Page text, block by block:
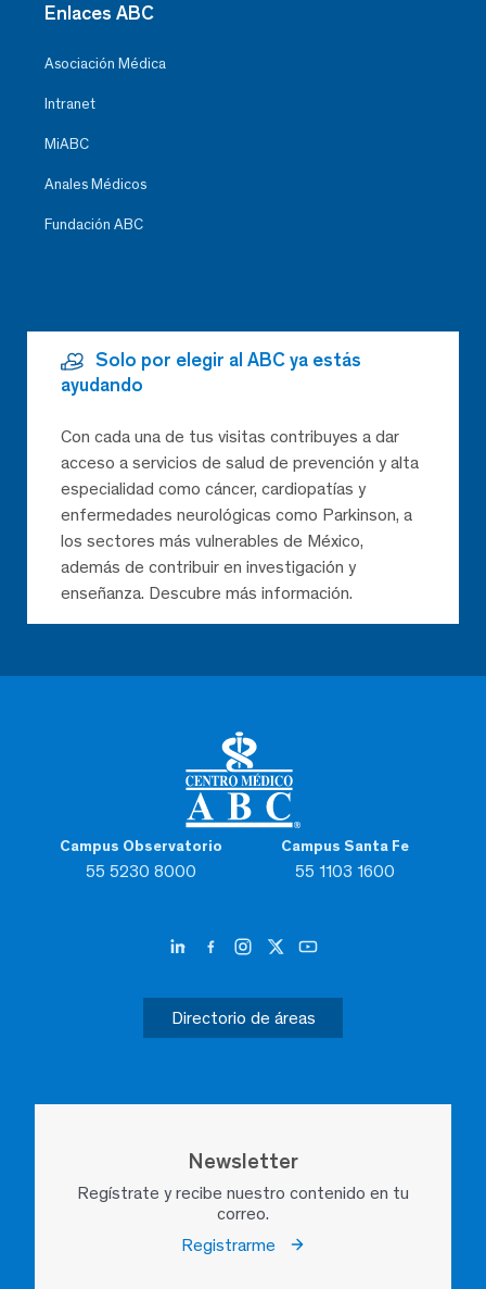
Campus Observatorio
55 5230 8000
Campus Santa Fe
55 1103 1600
Directorio de áreas
Newsletter
Regístrate y recibe nuestro contenido en tu
correo.
Registrarme
Enlaces ABC
Asociación Médica
Intranet
MiABC
Anales Médicos
Fundación ABC
Solo por elegir al ABC ya estás
ayudando
Con cada una de tus visitas contribuyes a dar
acceso a servicios de salud de prevención y alta
especialidad como cáncer, cardiopatías y
enfermedades neurológicas como Parkinson, a
los sectores más vulnerables de México,
además de contribuir en investigación y
enseñanza. Descubre más información.